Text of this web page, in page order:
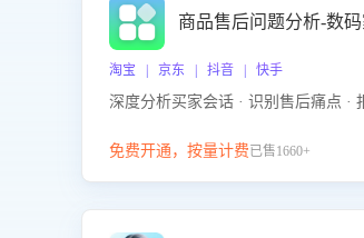
商品售后问题分析-数
淘宝 | 京东 | 抖音 | 快手
深度分析买家会话 · 识别售后痛点 ·
免费开通，按量计费已售1660+